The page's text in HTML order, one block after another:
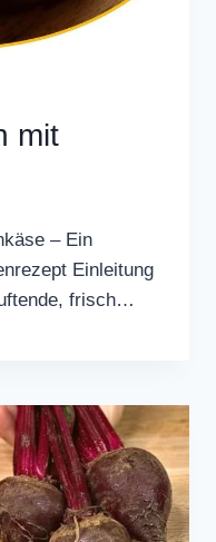
mit
– Ein
Einleitung
frisch…